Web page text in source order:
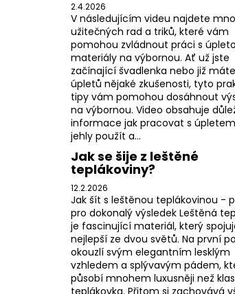
2.4.2026
V následujícím videu najdete
užitečných rad a triků, které vám
pomohou zvládnout práci s
materiály na výbornou. Ať už jste
začínající švadlenka nebo již
úpletů nějaké zkušenosti, tyto
tipy vám pomohou dosáhnout
na výbornou. Video obsahuje
informace jak pracovat s
jehly použít a...
Jak se šije z leštěné
teplákoviny?
12.2.2026
Jak šít s leštěnou teplákovinou -
pro dokonalý výsledek Leštěná
je fascinující materiál, který
nejlepší ze dvou světů. Na první
okouzlí svým elegantním lesklým
vzhledem a splývavým pádem,
působí mnohem luxusněji než